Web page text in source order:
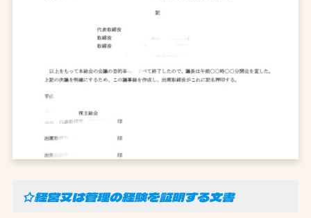
☆経営又は管理の経験を証明する文書